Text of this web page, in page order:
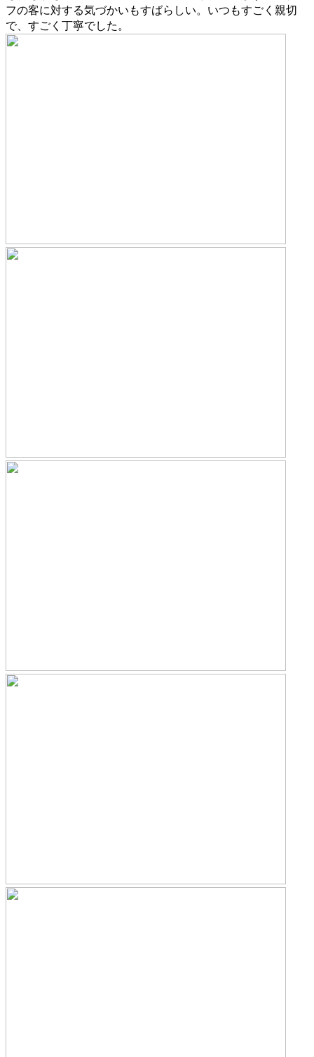
フの客に対する気づかいもすばらしい。いつもすごく親切
で、すごく丁寧でした。